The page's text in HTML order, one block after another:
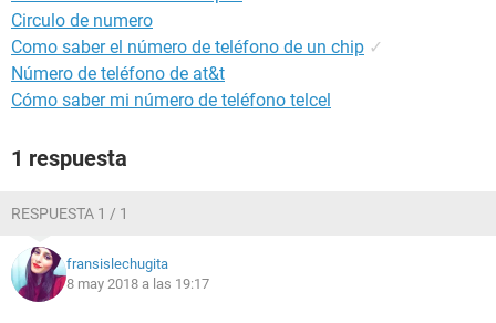
Circulo de numero
Como saber el número de teléfono de un chip ✓
Número de teléfono de at&t
Cómo saber mi número de teléfono telcel
1 respuesta
RESPUESTA 1 / 1
fransislechugita
8 may 2018 a las 19:17